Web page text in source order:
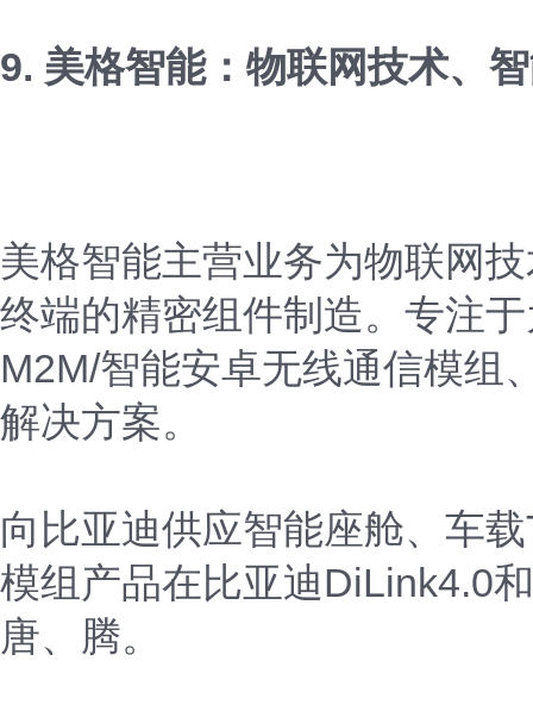
9. 美格智能：物联网技术、
美格智能主营业务为物联网
终端的精密组件制造。专注
M2M/智能安卓无线通信模组
解决方案。
向比亚迪供应智能座舱、车
模组产品在比亚迪DiLink4.0
唐、腾。